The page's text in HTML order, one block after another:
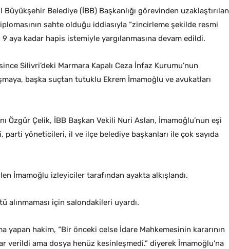
Büyükşehir Belediye (İBB) Başkanlığı görevinden uzaklaştırılan
sahte olduğu iddiasıyla “zincirleme şekilde resmi
aya kadar hapis istemiyle yargılanmasına devam edildi.
Silivri’deki Marmara Kapalı Ceza İnfaz Kurumu’nun
başka suçtan tutuklu Ekrem İmamoğlu ve avukatları
Özgür Çelik, İBB Başkan Vekili Nuri Aslan, İmamoğlu’nun eşi
parti yöneticileri, il ve ilçe belediye başkanları ile çok sayıda
İmamoğlu izleyiciler tarafından ayakta alkışlandı.
alınmaması için salondakileri uyardı.
yapan hakim, “Bir önceki celse İdare Mahkemesinin kararının
verildi ama dosya henüz kesinleşmedi.” diyerek İmamoğlu’na